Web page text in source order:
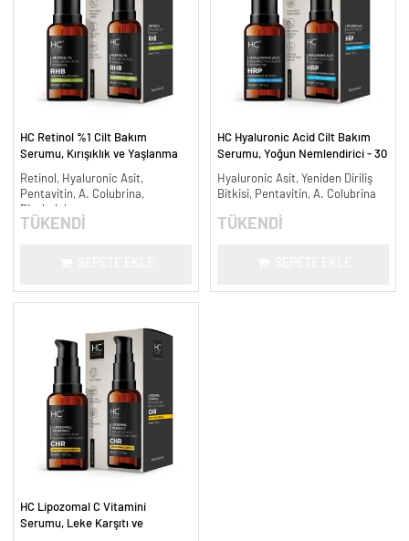
HC Retinol %1 Cilt Bakım
Serumu, Kırışıklık ve Yaşlanma
Retinol, Hyaluronic Asit,
Pentavitin, A. Colubrina,
Bisabolol
TÜKENDİ
HC Hyaluronic Acid Cilt Bakım
Serumu, Yoğun Nemlendirici - 30
Hyaluronic Asit, Yeniden Diriliş
Bitkisi, Pentavitin, A. Colubrina
TÜKENDİ
HC Lipozomal C Vitamini
Serumu, Leke Karşıtı ve